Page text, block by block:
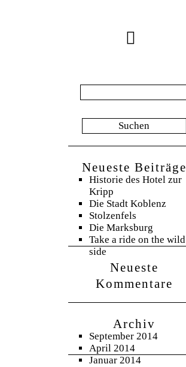
nach:
Neueste Beiträge
Historie des Hotel zur
Kripp
Die Stadt Koblenz
Stolzenfels
Die Marksburg
Take a ride on the wild
side
Neueste
Kommentare
Archiv
September 2014
April 2014
Januar 2014